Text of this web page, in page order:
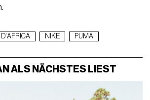
D'AFRICA NIKE PUMA
ALS NÄCHSTES LIEST